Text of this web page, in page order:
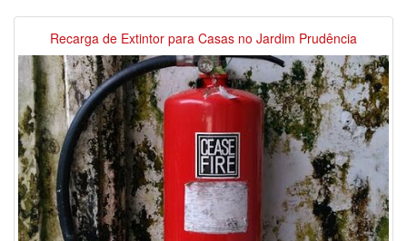
Recarga de Extintor para Casas no Jardim Prudência